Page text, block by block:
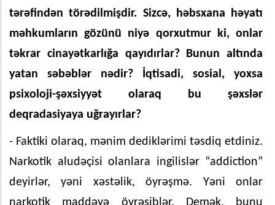
tərəfindən törədilmişdir. Sizcə, həbsxana həyatı
məhkumların gözünü niyə qorxutmur ki, onlar
təkrar cinayətkarlığa qayıdırlar? Bunun altında
yatan səbəblər nədir? İqtisadi, sosial, yoxsa
psixoloji-şəxsiyyət olaraq bu şəxslər
deqradasiyaya uğrayırlar?
- Faktiki olaraq, mənim dediklərimi təsdiq etdiniz.
Narkotik aludəçisi olanlara ingilislər “addiction”
deyirlər, yəni xəstəlik, öyrəşmə. Yəni onlar
narkotik maddəyə öyrəşiblər. Demək, bunu